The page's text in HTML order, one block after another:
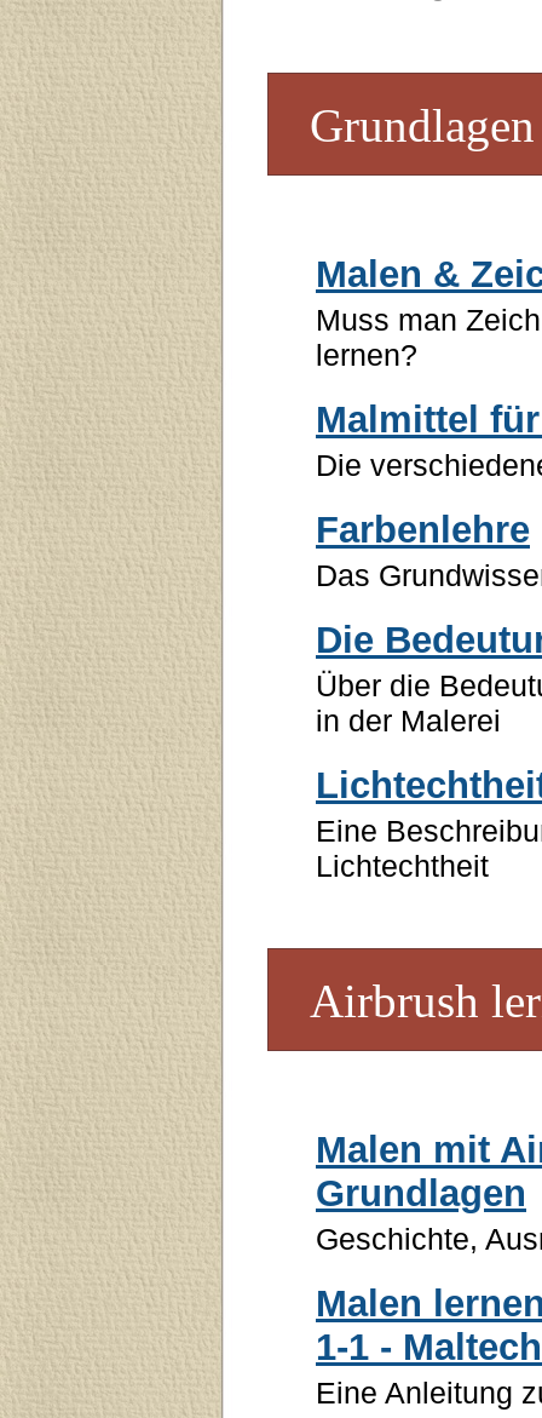
Malen &
Muss man
lernen?
Malmittel
Die
Farbenlehre
Das
Die
Über die
in der Malerei
Eine
Lichtechtheit
Airbrush
Malen mit
Grundlagen
Geschichte,
Malen
1-1 -
Eine Anleitung